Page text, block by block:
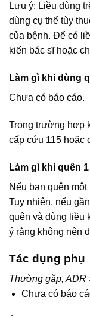
Lưu ý: Liều dùng
dùng cụ thể tùy
của bệnh. Để có
kiến bác sĩ hoặc
Làm gì khi dùng
Chưa có báo cáo.
Trong trường hợp
cấp cứu 115 hoặc
Làm gì khi quên
Nếu bạn quên
Tuy nhiên, nếu
quên và dùng liều
ý rằng không nên
Tác dụng phụ
Thường gặp, ADR
Chưa có báo